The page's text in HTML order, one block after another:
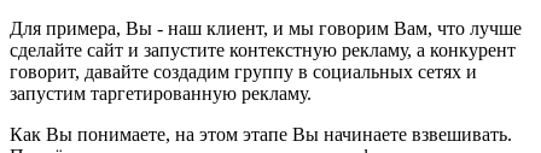
Для примера, Вы - наш клиент, и мы говорим Вам, что лучше
сделайте сайт и запустите контекстную рекламу, а конкурент
говорит, давайте создадим группу в социальных сетях и
запустим таргетированную рекламу.
Как Вы понимаете, на этом этапе Вы начинаете взвешивать.